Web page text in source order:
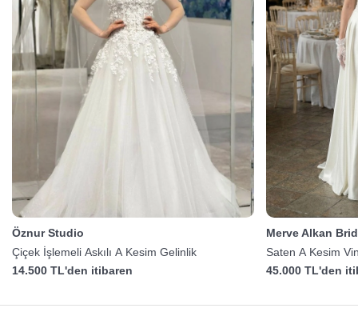
Öznur Studio
Çiçek İşlemeli Askılı A Kesim Gelinlik
14.500 TL'den itibaren
Merve Alkan
Saten A Kesim
45.000 TL'den